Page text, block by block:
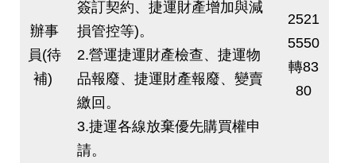
辦事
員(待
補)
簽訂契約、捷運財產增加與減
損管控等)。
2.營運捷運財產檢查、捷運物
品報廢、捷運財產報廢、變賣
繳回。
3.捷運各線放棄優先購買權申
請。
2521
5550
轉83
80